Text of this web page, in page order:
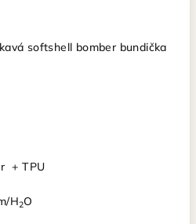
softshell bomber bundička
+ TPU
H2O